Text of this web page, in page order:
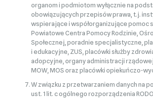
organom i podmiotom wyłącznie na
obowiązujących przepisów prawa, t.j.
wspierające i współorganizujące pomoc
Powiatowe Centra Pomocy Rodzinie,
Społecznej, poradnie specjalistyczne,
i edukacyjne, ZUS, placówki służby
adopcyjne, organy administracji
MOW, MOS oraz placówki opiekuńczo-
W związku z przetwarzaniem danych na
ust. 1 lit. c ogólnego rozporządzenia